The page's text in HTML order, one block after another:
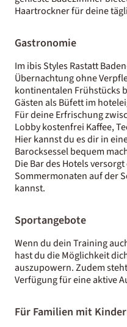
Haartrockner für deine
Gastronomie
Im ibis Styles Rastatt
Übernachtung ohne
kontinentalen Frühstücks
Gästen als Büfett im
Für deine Erfrischung
Lobby kostenfrei Kaffee,
Hier kannst du es dir in
Barocksessel bequem
Die Bar des Hotels
Sommermonaten auf der
kannst.
Sportangebote
Wenn du dein Training
hast du die Möglichkeit
auszupowern. Zudem
Verfügung für eine aktive
Für Familien mit